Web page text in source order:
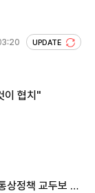
UPDATE
이 협치"
상정책 교두보 활